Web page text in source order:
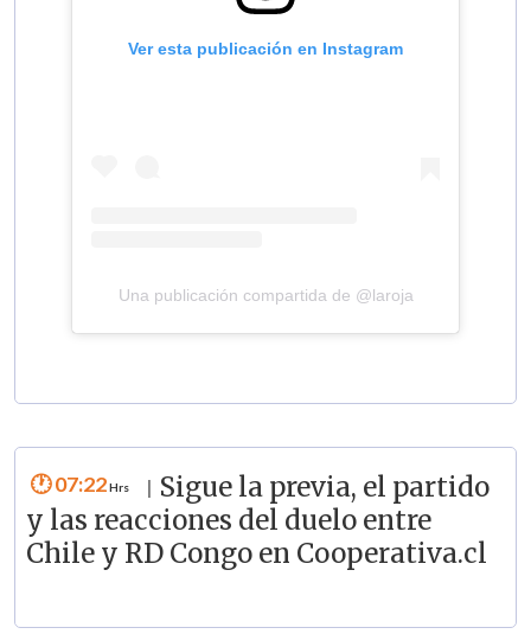
Ver esta publicación en Instagram
Una publicación compartida de @laroja
07:22
Sigue la previa, el partido
y las reacciones del duelo entre
Chile y RD Congo en Cooperativa.cl